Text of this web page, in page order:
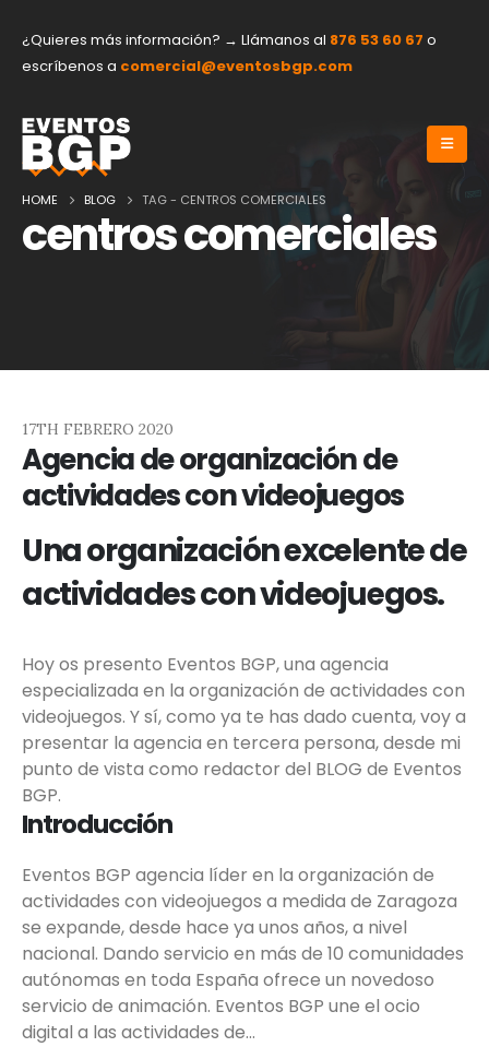
¿Quieres más información? → Llámanos al 876 53 60 67 o
escríbenos a comercial@eventosbgp.com
HOME BLOG TAG - CENTROS COMERCIALES
centros comerciales
Agencia de organización de
actividades con videojuegos
Una organización excelente de
actividades con videojuegos.
Hoy os presento Eventos BGP, una agencia
especializada en la organización de actividades con
videojuegos. Y sí, como ya te has dado cuenta, voy a
presentar la agencia en tercera persona, desde mi
punto de vista como redactor del BLOG de Eventos
BGP.
Introducción
Eventos BGP agencia líder en la organización de
actividades con videojuegos a medida de Zaragoza
se expande, desde hace ya unos años, a nivel
nacional. Dando servicio en más de 10 comunidades
autónomas en toda España ofrece un novedoso
servicio de animación. Eventos BGP une el ocio
digital a las actividades de...
17TH FEBRERO 2020